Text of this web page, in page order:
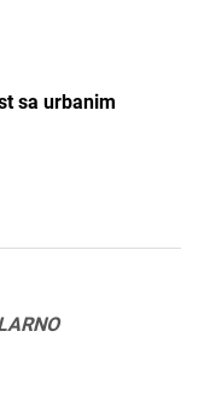
sa urbanim